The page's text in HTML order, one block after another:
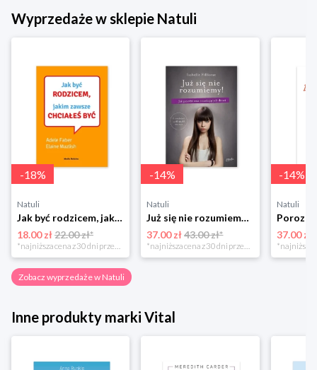
Wyprzedaże w sklepie Natuli
-18%
Natuli
Jak być rodzicem, jakim zawsze chciałeś być Media rodzina
18.00 zł22.00 zł*
*najniższa cena z 30 dni przed obniżką
-14%
Natuli
Już się nie rozumiemy! Jak przeżyć czas trzaskających drzwi Esprit
37.00 zł 43.00 zł*
*najniższa cena z 30 dni przed obniżką
-14%
Natuli
37.00 zł
Zobacz wyprzedaże w Natuli
Inne produkty marki Vital